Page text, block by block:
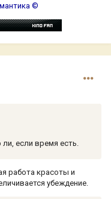
©
если время есть.
работа красоты и
убеждение.